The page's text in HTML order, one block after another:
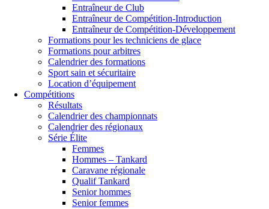
Entraîneur de Club
Entraîneur de Compétition-Introduction
Entraîneur de Compétition-Développement
Formations pour les techniciens de glace
Formations pour arbitres
Calendrier des formations
Sport sain et sécuritaire
Location d’équipement
Compétitions
Résultats
Calendrier des championnats
Calendrier des régionaux
Série Élite
Femmes
Hommes – Tankard
Caravane régionale
Qualif Tankard
Senior hommes
Senior femmes